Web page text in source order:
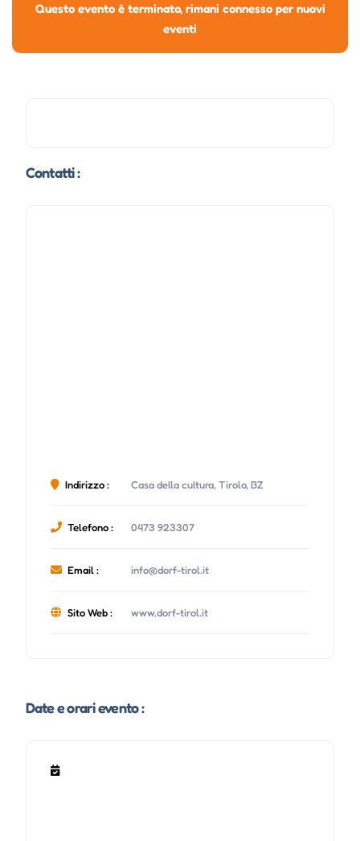
Questo evento è terminato, rimani connesso per nuovi
eventi
Contatti :
Indirizzo : Casa della cultura, Tirolo, BZ
Telefono : 0473 923307
Email : info@dorf-tirol.it
Sito Web : www.dorf-tirol.it
Date e orari evento :